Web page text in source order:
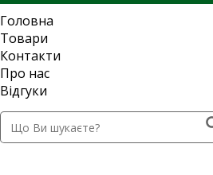
Головна
Товари
Контакти
Про нас
Відгуки